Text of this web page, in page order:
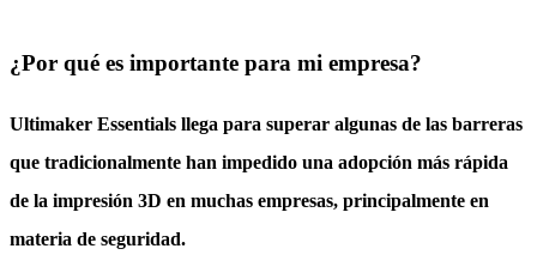
¿Por qué es importante para mi empresa?
Ultimaker Essentials llega para superar algunas de las barreras
que tradicionalmente han impedido una adopción más rápida
de la impresión 3D en muchas empresas, principalmente en
materia de seguridad.